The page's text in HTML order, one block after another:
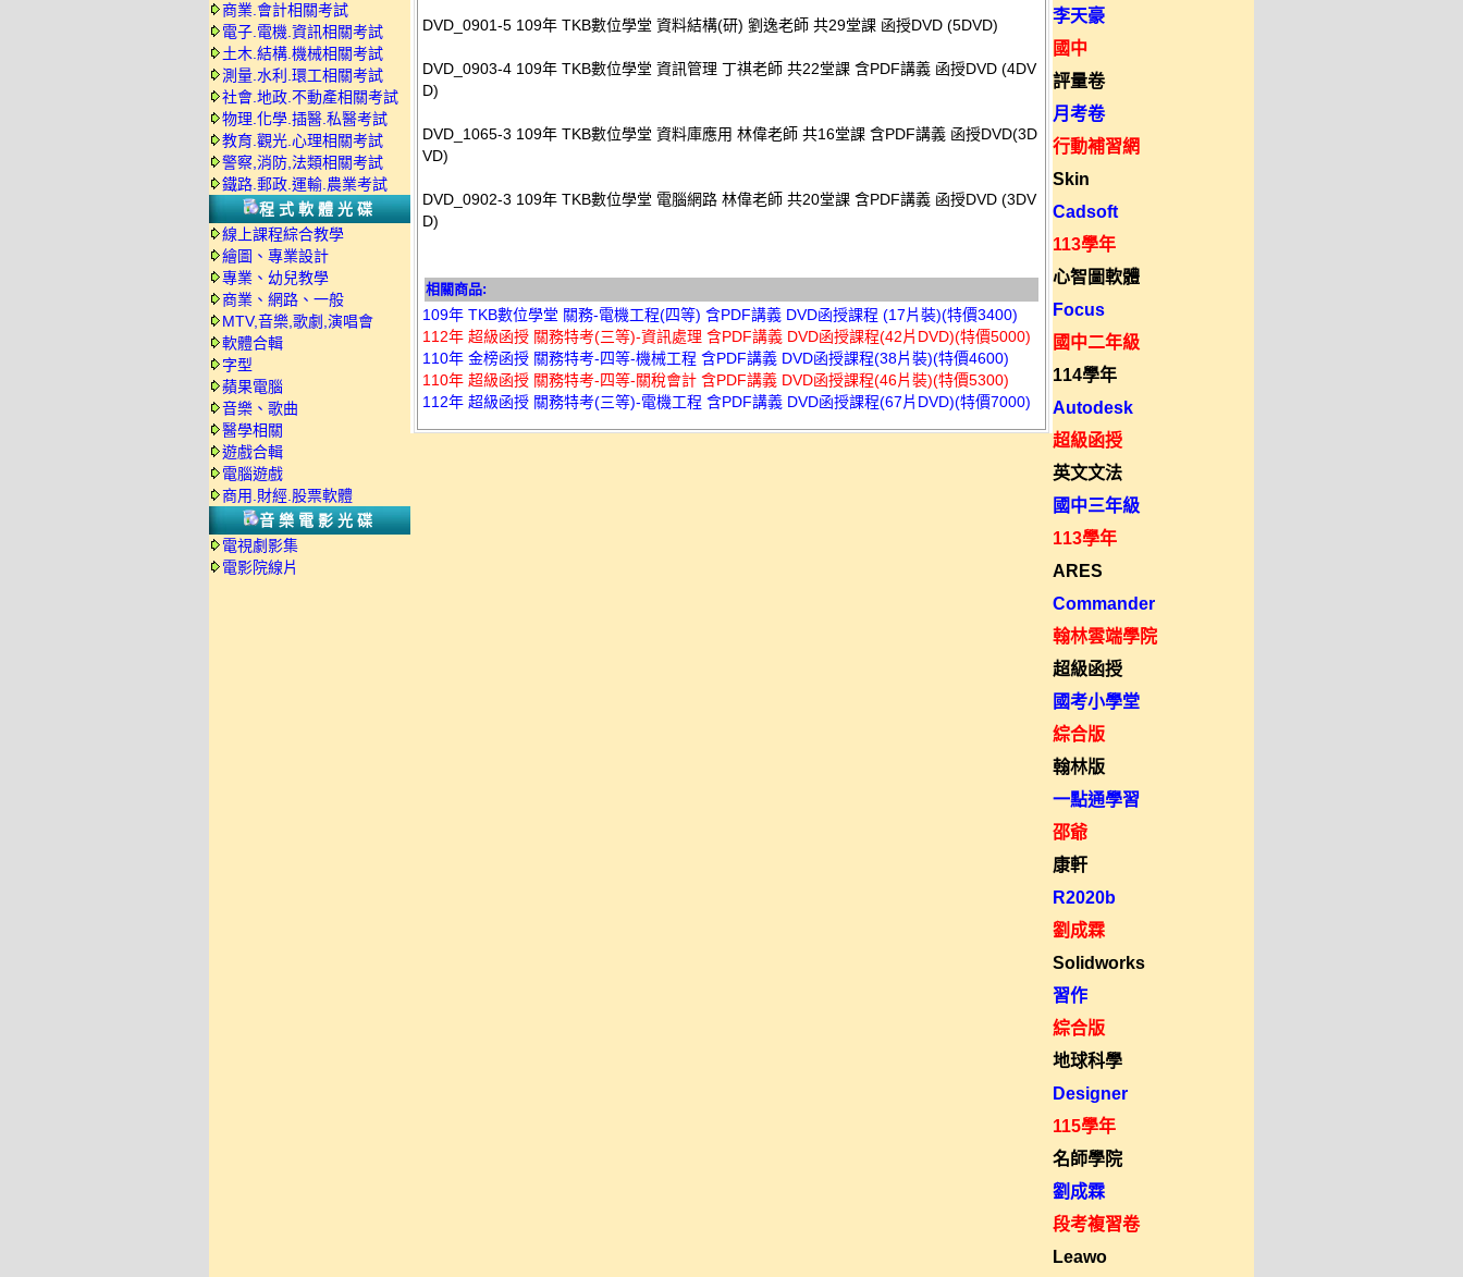
商業.會計相關考試
電子.電機.資訊相關考試
土木.結構.機械相關考試
測量.水利.環工相關考試
社會.地政.不動產相關考試
物理.化學.插醫.私醫考試
教育.觀光.心理相關考試
警察,消防,法類相關考試
鐵路.郵政.運輸.農業考試
程式軟體光碟
線上課程綜合教學
繪圖、專業設計
專業、幼兒教學
商業、網路、一般
MTV,音樂,歌劇,演唱會
軟體合輯
字型
蘋果電腦
音樂、歌曲
醫學相關
遊戲合輯
電腦遊戲
商用.財經.股票軟體
音樂電影光碟
電視劇影集
電影院線片
DVD_0901-5 109年 TKB數位學堂 資料結構(研) 劉逸老師 共29堂課 函授DVD (5DVD)
DVD_0903-4 109年 TKB數位學堂 資訊管理 丁祺老師 共22堂課 含PDF講義 函授DVD (4DV
D)
DVD_1065-3 109年 TKB數位學堂 資料庫應用 林偉老師 共16堂課 含PDF講義 函授DVD(3D
VD)
DVD_0902-3 109年 TKB數位學堂 電腦網路 林偉老師 共20堂課 含PDF講義 函授DVD (3DV
D)
相關商品:
109年 TKB數位學堂 關務-電機工程(四等) 含PDF講義 DVD函授課程 (17片裝)(特價3400)
112年 超級函授 關務特考(三等)-資訊處理 含PDF講義 DVD函授課程(42片DVD)(特價5000)
110年 金榜函授 關務特考-四等-機械工程 含PDF講義 DVD函授課程(38片裝)(特價4600)
110年 超級函授 關務特考-四等-關稅會計 含PDF講義 DVD函授課程(46片裝)(特價5300)
112年 超級函授 關務特考(三等)-電機工程 含PDF講義 DVD函授課程(67片DVD)(特價7000)
李天豪
國中
評量卷
月考卷
行動補習網
Skin
Cadsoft
113學年
心智圖軟體
Focus
國中二年級
114學年
Autodesk
超級函授
英文文法
國中三年級
113學年
ARES
Commander
翰林雲端學院
超級函授
國考小學堂
綜合版
翰林版
一點通學習
邵爺
康軒
R2020b
劉成霖
Solidworks
習作
綜合版
地球科學
Designer
115學年
名師學院
劉成霖
段考複習卷
Leawo